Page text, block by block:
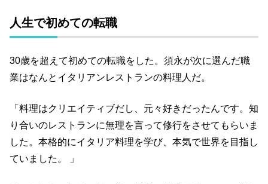
人生で初めての転職
30歳を超えて初めての転職をした。須永が次に選んだ職
業はなんとイタリアンレストランの料理人だ。
「料理はクリエイティブだし、元々好きだったんです。知
り合いのレストランに無理を言って修行をさせてもらいま
した。本格的にイタリア料理を学び、本気で世界を目指し
ていました。 」